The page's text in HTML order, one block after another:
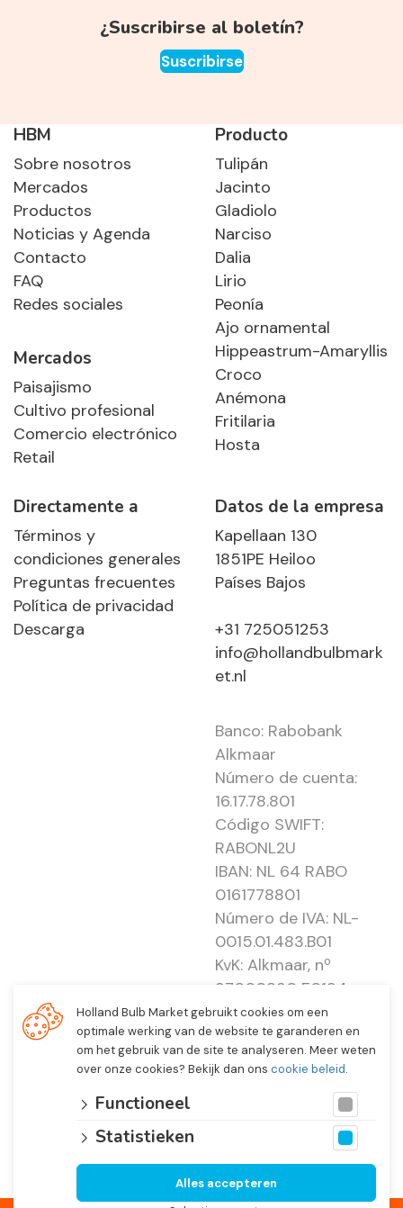
¿Suscribirse al boletín?
Suscribirse
HBM
Sobre nosotros
Mercados
Productos
Noticias y Agenda
Contacto
FAQ
Redes sociales
Mercados
Paisajismo
Cultivo profesional
Comercio electrónico
Retail
Producto
Tulipán
Jacinto
Gladiolo
Narciso
Dalia
Lirio
Peonía
Ajo ornamental
Hippeastrum-Amaryllis
Croco
Anémona
Fritilaria
Hosta
Directamente a
Términos y
condiciones generales
Preguntas frecuentes
Política de privacidad
Descarga
Datos de la empresa
Kapellaan 130
1851PE Heiloo
Países Bajos
+31 725051253
info@hollandbulbmark
et.nl
Banco: Rabobank
Alkmaar
Número de cuenta:
16.17.78.801
Código SWIFT:
RABONL2U
IBAN: NL 64 RABO
0161778801
Número de IVA: NL-
0015.01.483.B01
KvK: Alkmaar, nº
37000830 E0194 -
EBO 505
Holland Bulb Market gebruikt cookies om een
optimale werking van de website te garanderen en
om het gebruik van de site te analyseren. Meer weten
over onze cookies? Bekijk dan ons cookie beleid.
Functioneel
Statistieken
Alles accepteren